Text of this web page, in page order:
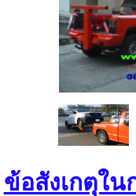
ข้อสังเกตุใน